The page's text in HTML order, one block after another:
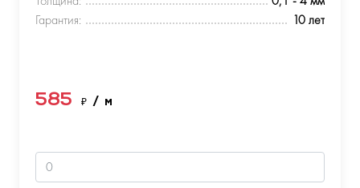
Гарантия:
10 лет
585 ₽ / м